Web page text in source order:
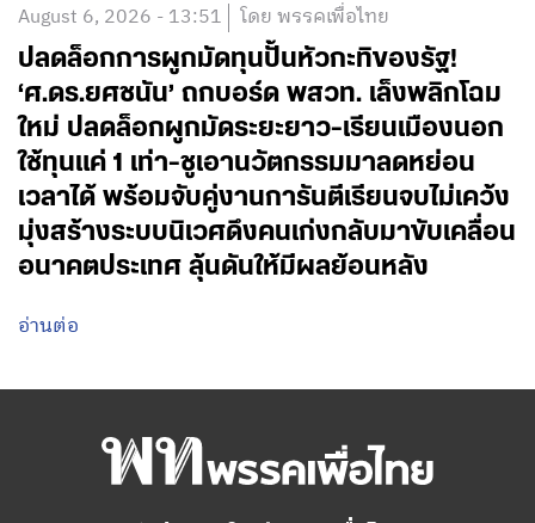
August 6, 2026 - 13:51 โดย พรรคเพื่อไทย
ปลดล็อกการผูกมัดทุนปั้นหัวกะทิของรัฐ!
‘ศ.ดร.ยศชนัน’ ถกบอร์ด พสวท. เล็งพลิกโฉม
ใหม่ ปลดล็อกผูกมัดระยะยาว-เรียนเมืองนอก
ใช้ทุนแค่ 1 เท่า-ชูเอานวัตกรรมมาลดหย่อน
เวลาได้ พร้อมจับคู่งานการันตีเรียนจบไม่เคว้ง
มุ่งสร้างระบบนิเวศดึงคนเก่งกลับมาขับเคลื่อน
อนาคตประเทศ ลุ้นดันให้มีผลย้อนหลัง
อ่านต่อ